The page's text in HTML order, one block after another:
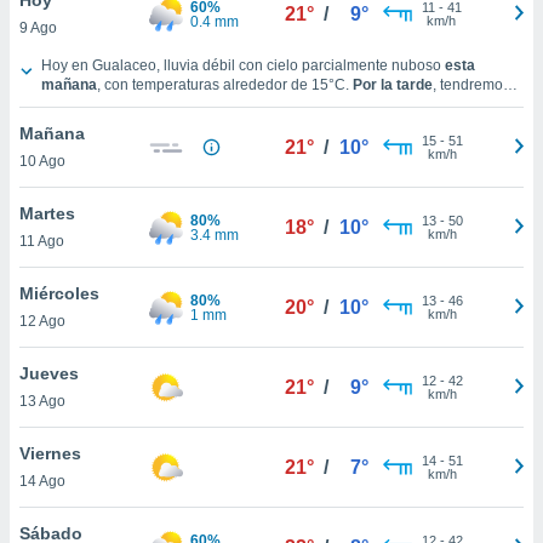
y
nuestra
cookies
aceptar
9 Ago
60%
0.4 mm
21° / 9° 11 - 41
km/h
Tiempo en Gualaceo hoy
Hoy en Gualaceo, lluvia débil con cielo parcialmente nuboso esta
mañana, con temperaturas alrededor de 15°C. Por la tarde, tendremos
lluvia débil con cielo parcialmente nuboso y con temperaturas en torno a
los
los12°C
Vientos del Este a lo largo del día, con una velocidad media de
11 km/h
Mañana
10 Ago
21° / 10° 15- 51
km/h
Martes
11 Ago
80%
3.4 mm
18° / 10° 13- 50
km/h
Miércoles
12 Ago
80%
1 mm
20° / 10° 13- 46
km/h
Jueves
13 Ago
21° / 9° 12- 42
km/h
Viernes
14 Ago
21° / 7° 14- 51
km/h
Sábado 12- 42